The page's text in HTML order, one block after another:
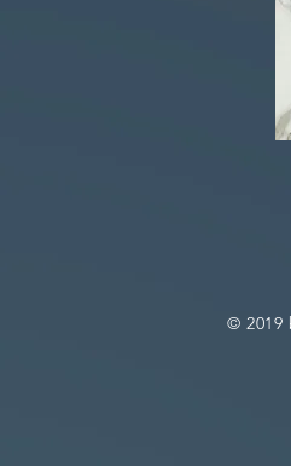
© 2019